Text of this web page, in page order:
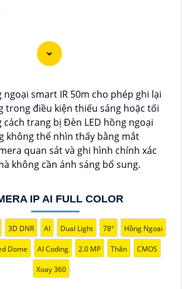
là dòng camera chính hãng được
hình ảnh mang đến chất lượng
sáng yếu và tầm nhìn xa, SMD Plus
an ninh hiệu quả. Camera có thiết
dàng lắp đặt và sử dụng. Camera
lý tưởng cho các hệ thống an
nghiệp.
ngoại smart IR 50m cho phép ghi lại
trong điều kiện thiếu sáng hoặc tối
cách trang bị Đèn LED hồng ngoại
không thể nhìn thấy bằng mắt
quan sát và ghi hình chính xác
không cần ánh sáng bổ sung.
IP AI FULL COLOR
3D DNR AI Dual Light 78° Hồng Ngoại
Dome AI Coding 2.0 MP Thân CMOS
Xoay 360